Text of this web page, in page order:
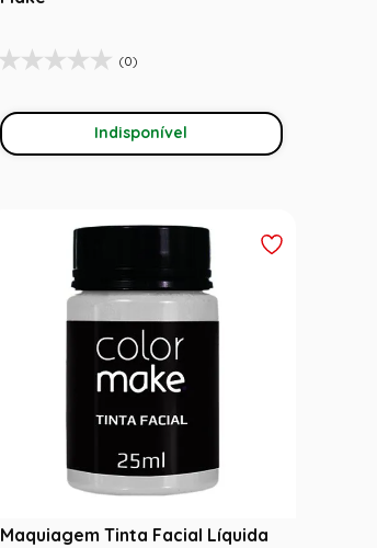
(0)
Indisponível
Maquiagem Tinta Facial Líquida